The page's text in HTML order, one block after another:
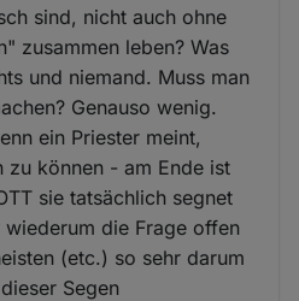
sind, nicht auch ohne
zusammen leben? Was
und niemand. Muss man
Genauso wenig.
ein Priester meint,
zu können - am Ende ist
sie tatsächlich segnet
die Frage offen
(etc.) so sehr darum
Segen